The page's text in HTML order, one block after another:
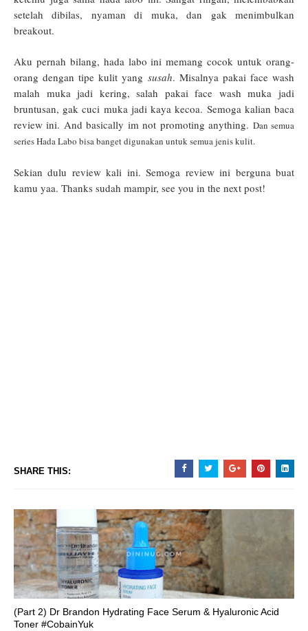
setelah dibilas, nyaman di muka, dan gak menimbulkan
breakout.
Aku pernah bilang, hada labo ini memang cocok untuk orang-
orang dengan tipe kulit yang susah. Misalnya pakai face wash
malah muka jadi kering, salah pakai face wash muka jadi
bruntusan, gak cuci muka jadi kaya kecoa. Semoga kalian baca
review ini. And basically im not promoting anything. Dan semua
series Hada Labo bisa banget digunakan untuk semua jenis kulit.
Sekian dulu review kali ini. Semoga review ini berguna buat
kamu yaa. Thanks sudah mampir, see you in the next post!
SHARE THIS:
(Part 2) Dr Brandon Hydrating Face Serum & Hyaluronic Acid
Toner #CobainYuk